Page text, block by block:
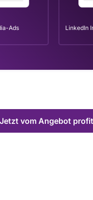
Ads
LinkedIn
Jetzt vom Angebot